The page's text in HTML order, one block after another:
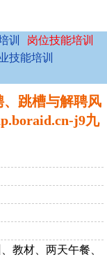
训
岗位技能培训
技能培训
跳槽与解聘风
j9九
教材、两天午餐、